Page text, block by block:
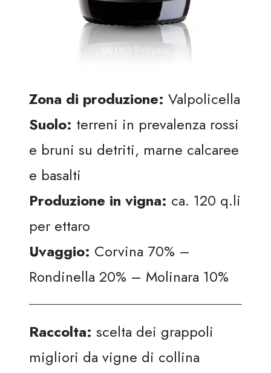
Zona di produzione: Valpolicella
Suolo: terreni in prevalenza rossi
e bruni su detriti, marne calcaree
e basalti
Produzione in vigna: ca. 120 q.li
per ettaro
Uvaggio: Corvina 70% –
Rondinella 20% – Molinara 10%
Raccolta: scelta dei grappoli
migliori da vigne di collina